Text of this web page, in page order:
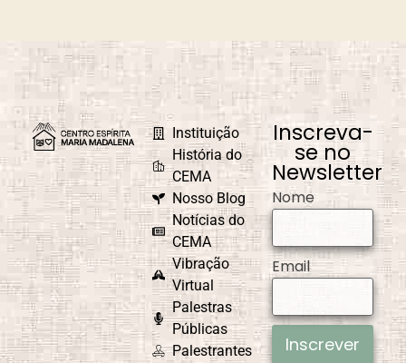
Caridade em
Ação
Carnaval
Causa e Efeito
Celebrações e
Comemorações
CEMAD
Combate ao
Egoísmo
Instituição
História do
CEMA
Nosso Blog
Notícias do
CEMA
Vibração
Virtual
Palestras
Públicas
Palestrantes
Inscreva-
se no
Newsletter
Nome
Email
Inscrever